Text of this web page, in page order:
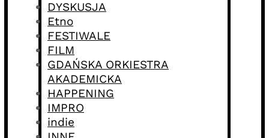
DYSKUSJA
Etno
FESTIWALE
FILM
GDAŃSKA ORKIESTRA
AKADEMICKA
HAPPENING
IMPRO
indie